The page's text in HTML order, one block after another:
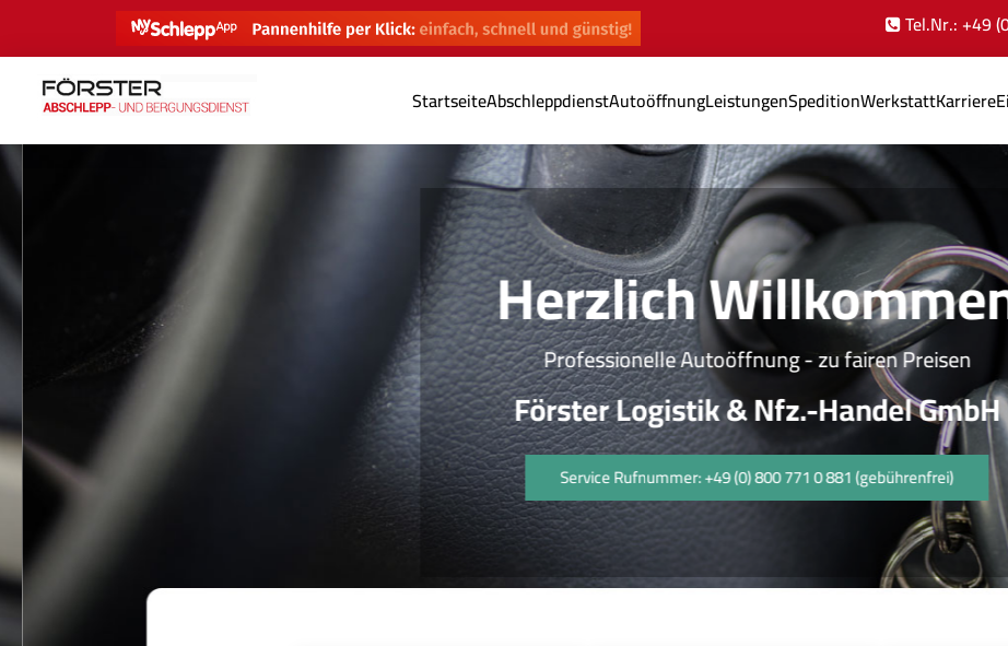
Tel.Nr.: +49
StartseiteAbschleppdienstAutoöffnungLeistungenSpeditionWerkstattKarriere
Herzlich Willkommen
Professionelle Autoöffnung - zu fairen Preisen
Förster Logistik & Nfz.-Handel GmbH
Service Rufnummer: +49 (0) 800 771 0 881 (gebührenfrei)